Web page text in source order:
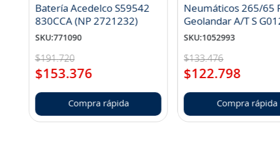
Batería Acedelco S59542
830CCA (NP 2721232)
SKU:771090
$191.720
$153.376
Compra rápida
Neumáticos 265/65
Geolandar A/T S
SKU:1052993
$133.476
$122.798
Compra rápida